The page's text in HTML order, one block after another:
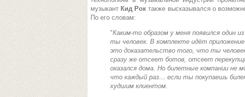
музыкант Кид Рок также высказывался о
По его словам:
"Каким-то образом у меня появился один
ты человек. В комплекте идёт
это доказательство того, что ты
сразу же отсеет ботов, отсеет
оказался дома. Но билетные компании
что каждый раз… если ты покупаешь
худшим клиентом.